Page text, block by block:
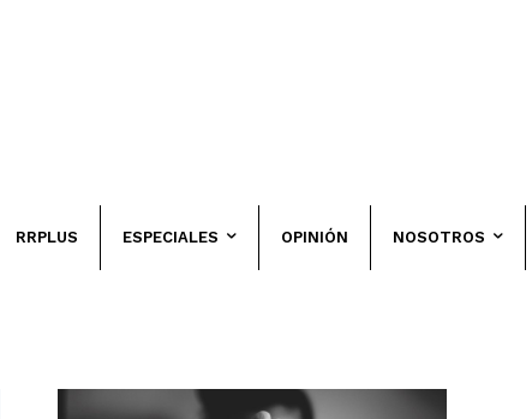
RRPLUS ESPECIALES OPINIÓN NOSOTROS